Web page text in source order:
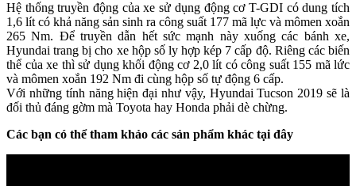
Hệ thống truyền động của xe sử dụng động cơ T-GDI có dung tích
1,6 lít có khả năng sản sinh ra công suất 177 mã lực và mômen xoắn
265 Nm. Để truyền dẫn hết sức mạnh này xuống các bánh xe,
Hyundai trang bị cho xe hộp số ly hợp kép 7 cấp độ. Riêng các biến
thể của xe thì sử dụng khối động cơ 2,0 lít có công suất 155 mã lức
và mômen xoắn 192 Nm đi cùng hộp số tự động 6 cấp.
Với những tính năng hiện đại như vậy, Hyundai Tucson 2019 sẽ là
đối thủ đáng gờm mà Toyota hay Honda phải dè chừng.
Các bạn có thể tham khảo các sản phẩm khác tại đây